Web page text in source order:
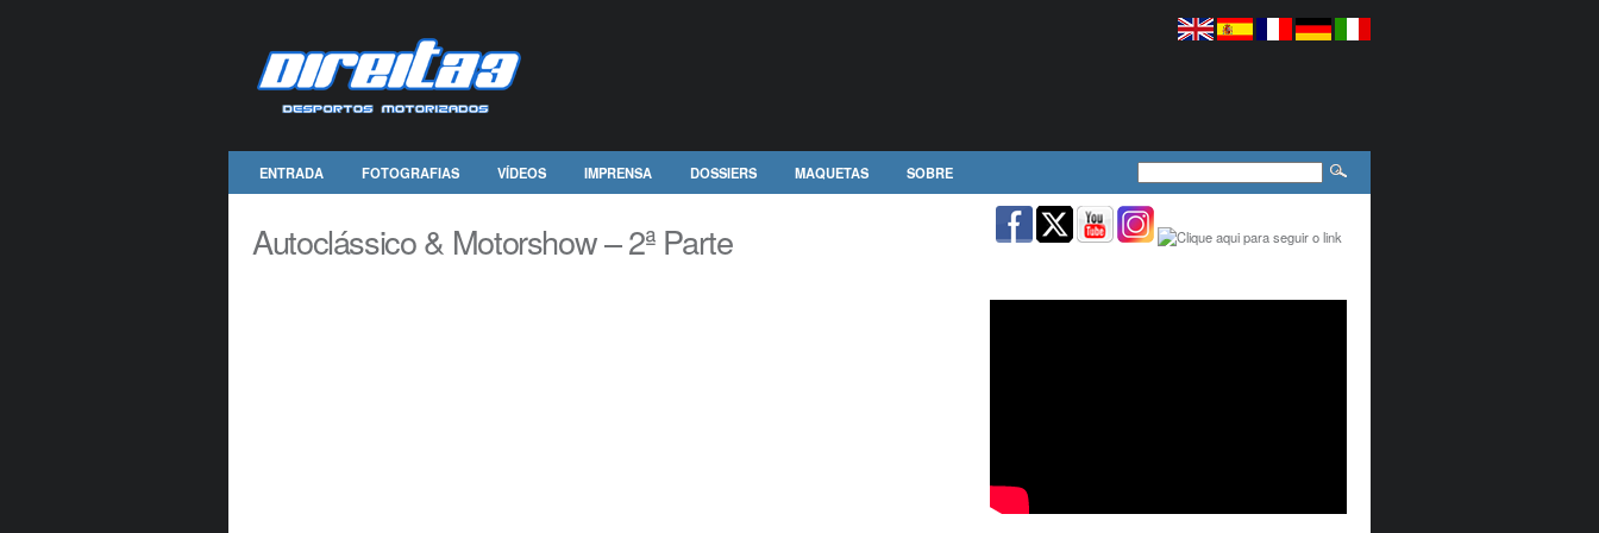
ENTRADA FOTOGRAFIAS VÍDEOS IMPRENSA DOSSIERS MAQUETAS SOBRE
Autoclássico & Motorshow – 2ª Parte